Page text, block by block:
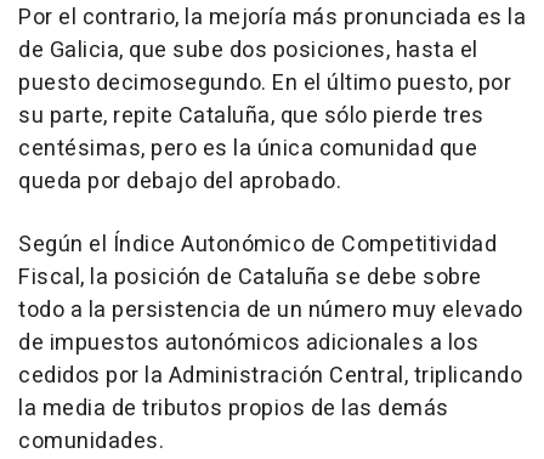
Por el contrario, la mejoría más pronunciada es la
de Galicia, que sube dos posiciones, hasta el
puesto decimosegundo. En el último puesto, por
su parte, repite Cataluña, que sólo pierde tres
centésimas, pero es la única comunidad que
queda por debajo del aprobado.
Según el Índice Autonómico de Competitividad
Fiscal, la posición de Cataluña se debe sobre
todo a la persistencia de un número muy elevado
de impuestos autonómicos adicionales a los
cedidos por la Administración Central, triplicando
la media de tributos propios de las demás
comunidades.